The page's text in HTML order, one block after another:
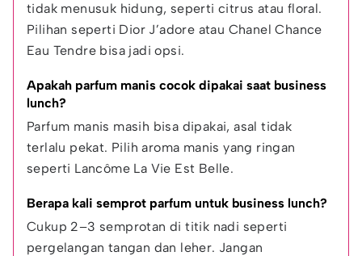
tidak menusuk hidung, seperti citrus atau floral.
Pilihan seperti Dior J’adore atau Chanel Chance
Eau Tendre bisa jadi opsi.
Apakah parfum manis cocok dipakai saat business
lunch?
Parfum manis masih bisa dipakai, asal tidak
terlalu pekat. Pilih aroma manis yang ringan
seperti Lancôme La Vie Est Belle.
Berapa kali semprot parfum untuk business lunch?
Cukup 2–3 semprotan di titik nadi seperti
pergelangan tangan dan leher. Jangan